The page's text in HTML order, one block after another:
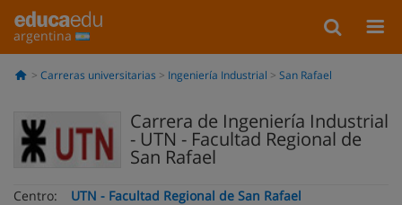
argentina
Carreras universitarias Ingeniería Industrial San Rafael
Carrera de Ingeniería Industrial
- UTN - Facultad Regional de
San Rafael
Centro:
UTN - Facultad Regional de San Rafael